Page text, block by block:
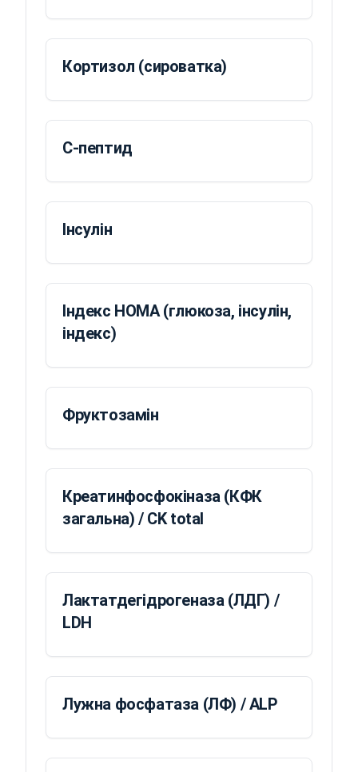
Кортизол (сироватка)
С-пептид
Інсулін
Індекс HOMA (глюкоза, інсулін,
індекс)
Фруктозамін
Креатинфосфокіназа (КФК
загальна) / CK total
Лактатдегідрогеназа (ЛДГ) /
LDH
Лужна фосфатаза (ЛФ) / ALP